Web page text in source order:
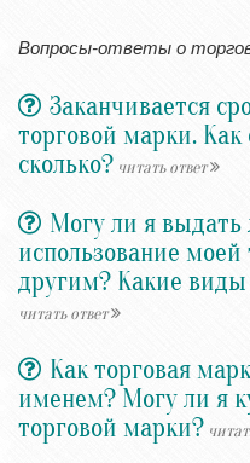
Вопросы-ответы о
Заканчивается
торговой марки.
сколько? читать ответ
Могу ли я
использование
другим? Какие
читать ответ
Как торговая
именем? Могу ли я
торговой марки?